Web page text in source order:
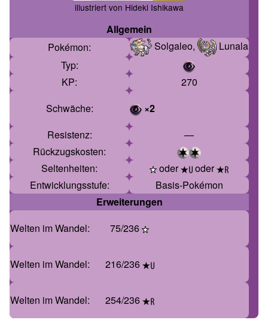
illustriert von Hideki Ishikawa
Allgemein
Pokémon: Solgaleo,
Lunala
Typ:
KP:
270
Schwäche:
×2
Resistenz:
—
Rückzugskosten:
Seltenheiten: oder
oder
Entwicklungsstufe:
Basis-Pokémon
Erweiterungen
Welten im Wandel: 75/236
Welten im Wandel: 216/236
Welten im Wandel: 254/236